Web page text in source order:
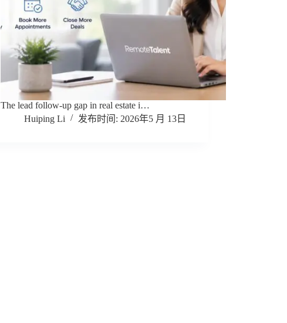
The lead follow-up gap in real estate i…
Huiping Li
2026年5 月 13日